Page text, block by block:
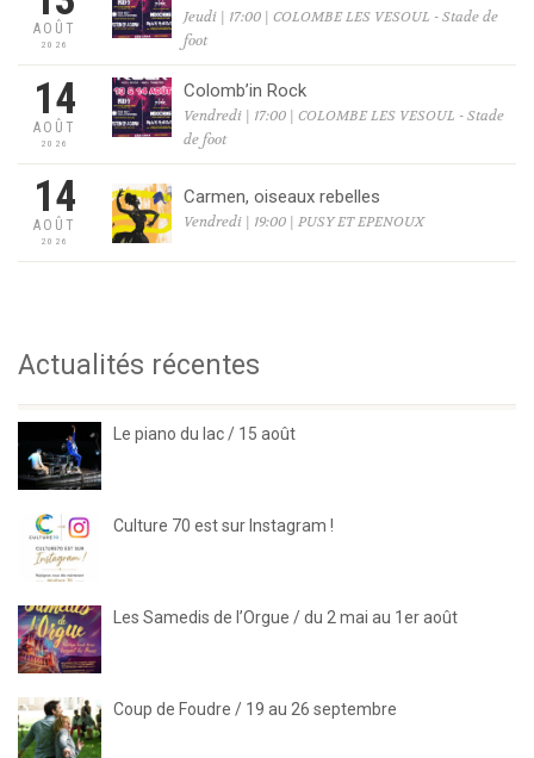
AOÛT
2026
Jeudi | 17:00 | COLOMBE LES VESOUL - Stade de
foot
14
AOÛT
2026
Colomb’in Rock
Vendredi | 17:00 | COLOMBE LES VESOUL - Stade
de foot
14
AOÛT
2026
Carmen, oiseaux rebelles
Vendredi | 19:00 | PUSY ET EPENOUX
Actualités récentes
Le piano du lac / 15 août
Culture 70 est sur Instagram !
Les Samedis de l’Orgue / du 2 mai au 1er août
Coup de Foudre / 19 au 26 septembre